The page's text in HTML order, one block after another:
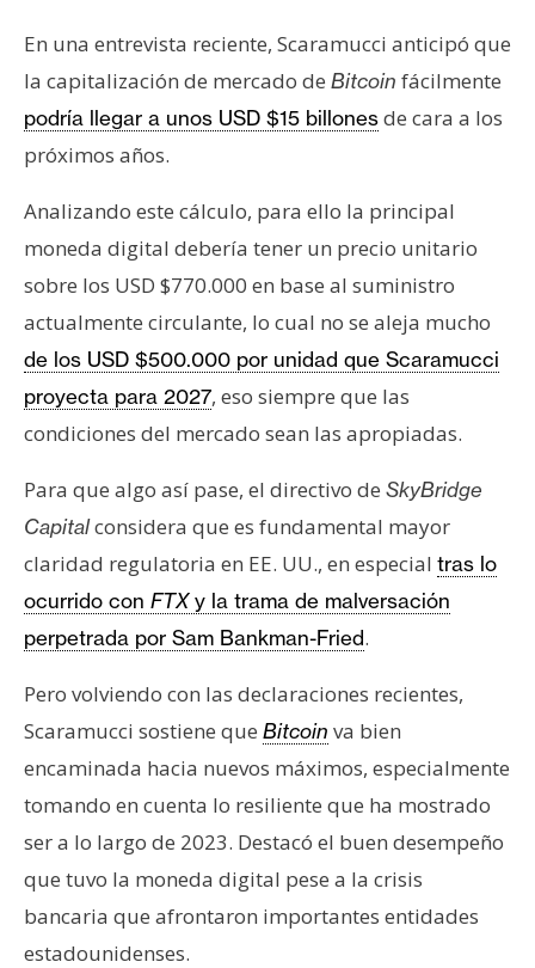
En una entrevista reciente, Scaramucci anticipó que
la capitalización de mercado de Bitcoin fácilmente
podría llegar a unos USD $15 billonesde cara a los
próximos años.
Analizando este cálculo, para ello la principal
moneda digital debería tener un precio unitario
sobre los USD $770.000 en base al suministro
actualmente circulante, lo cual no se aleja mucho
de los USD $500.000 por unidad que Scaramucci
proyecta para 2027, eso siempre que las
condiciones del mercado sean las apropiadas.
Para que algo así pase, el directivo de SkyBridge
Capitalconsidera que es fundamental mayor
claridad regulatoria en EE. UU., en especial tras lo
ocurrido con FTXy la trama de malversación
perpetrada por Sam Bankman-Fried.
Pero volviendo con las declaraciones recientes,
Scaramucci sostiene que Bitcoin va bien
encaminada hacia nuevos máximos, especialmente
tomando en cuenta lo resiliente que ha mostrado
ser a lo largo de 2023. Destacó el buen desempeño
que tuvo la moneda digital pese a la crisis
bancaria que afrontaron importantes entidades
estadounidenses.